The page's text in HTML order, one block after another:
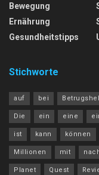
Bewegung
Ernährung
Gesundheitstipps
Stichworte
auf bei
Die ein eine
ist kann können
Millionen mit
Planet Quest